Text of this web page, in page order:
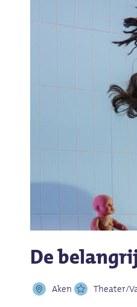
De
Aken Theater/